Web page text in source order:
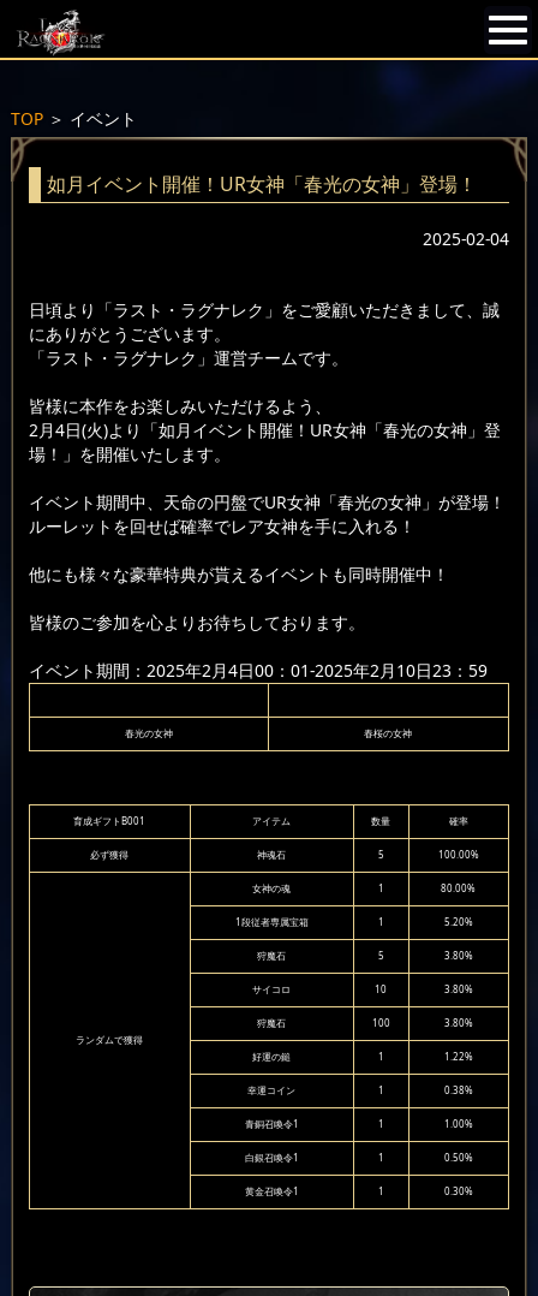
TOP＞ イベント
如月イベント開催！UR女神「春光の女神」登場！
2025-02-04
日頃より「ラスト・ラグナレク」をご愛顧いただきまして、誠
にありがとうございます。
「ラスト・ラグナレク」運営チームです。
皆様に本作をお楽しみいただけるよう、
2月4日(火)より「如月イベント開催！UR女神「春光の女神」登
場！」を開催いたします。
イベント期間中、天命の円盤でUR女神「春光の女神」が登場！
ルーレットを回せば確率でレア女神を手に入れる！
他にも様々な豪華特典が貰えるイベントも同時開催中！
皆様のご参加を心よりお待ちしております。
イベント期間：2025年2月4日00：01-2025年2月10日23：59
春光の女神 春桜の女神
育成ギフトB001 アイテム 数量 確率
必ず獲得 神魂石 5 100.00%
ランダムで獲得
女神の魂 1 80.00%
1段従者専属宝箱 1 5.20%
狩魔石 5 3.80%
サイコロ 10 3.80%
狩魔石 100 3.80%
好運の鎚 1 1.22%
幸運コイン 1 0.38%
青銅召喚令1 1 1.00%
白銀召喚令1 1 0.50%
黄金召喚令1 1 0.30%